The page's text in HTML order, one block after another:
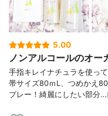
5.00
ノンアルコールのオー
手指キレイナチュラを使っ
帯サイズ80ｍL、つめかえ
プレー！綺麗にしたい部分…